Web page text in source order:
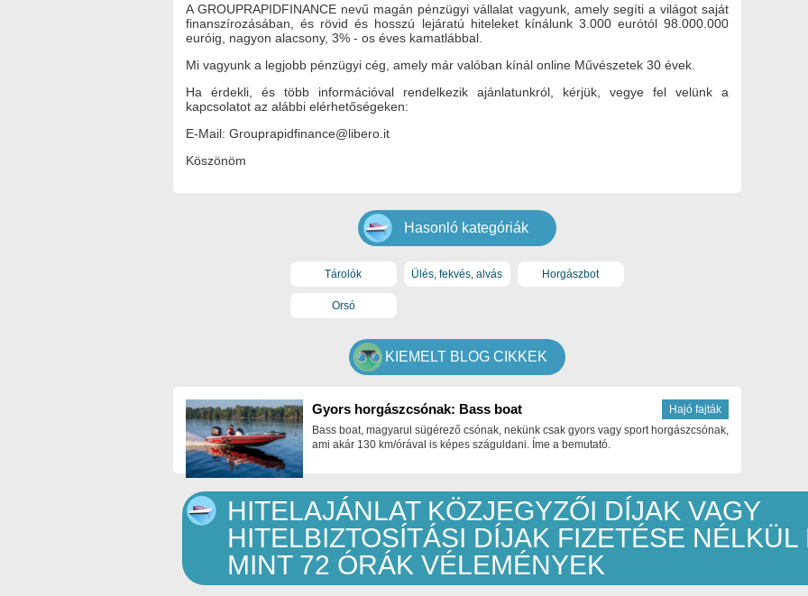
A GROUPRAPIDFINANCE nevű magán pénzügyi vállalat vagyunk, amely segíti a világot saját
finanszírozásában, és rövid és hosszú lejáratú hiteleket kínálunk 3.000 eurótól 98.000.000
euróig, nagyon alacsony, 3% - os éves kamatlábbal.
Mi vagyunk a legjobb pénzügyi cég, amely már valóban kínál online Művészetek 30 évek.
Ha érdekli, és több információval rendelkezik ajánlatunkról, kérjük, vegye fel velünk a
kapcsolatot az alábbi elérhetőségeken:
E-Mail: Grouprapidfinance@libero.it
Köszönöm
Hasonló kategóriák
Tárolók Ülés, fekvés, alvás Horgászbot
Orsó
KIEMELT BLOG CIKKEK
Hajó fajták
Gyors horgászcsónak: Bass boat
Bass boat, magyarul sügérező csónak, nekünk csak gyors vagy sport horgászcsónak,
ami akár 130 km/órával is képes száguldani. Íme a bemutató.
HITELAJÁNLAT KÖZJEGYZŐI DÍJAK VAGY
HITELBIZTOSÍTÁSI DÍJAK FIZETÉSE NÉLKÜL
MINT 72 ÓRÁK VÉLEMÉNYEK